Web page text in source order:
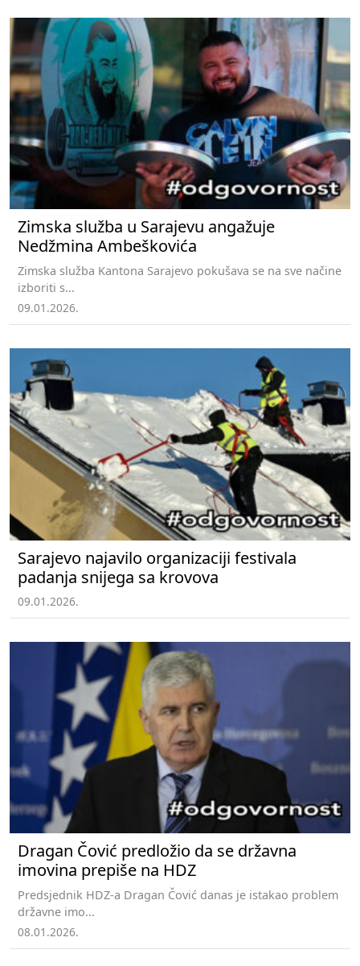
Zimska služba u Sarajevu angažuje
Nedžmina Ambeškovića
Zimska služba Kantona Sarajevo pokušava se na sve načine
izboriti s...
09.01.2026.
Sarajevo najavilo organizaciji festivala
padanja snijega sa krovova
09.01.2026.
Dragan Čović predložio da se državna
imovina prepiše na HDZ
Predsjednik HDZ-a Dragan Čović danas je istakao problem
državne imo...
08.01.2026.